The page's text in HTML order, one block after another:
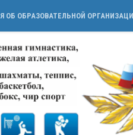
ОБ ОБРАЗОВАТЕЛЬНОЙ